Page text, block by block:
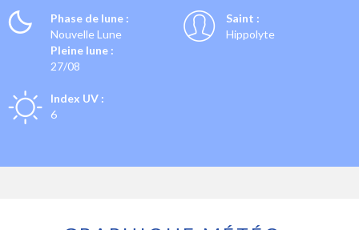
Phase de lune :
Nouvelle Lune
Pleine lune :
27/08
Saint :
Hippolyte
Index UV :
6